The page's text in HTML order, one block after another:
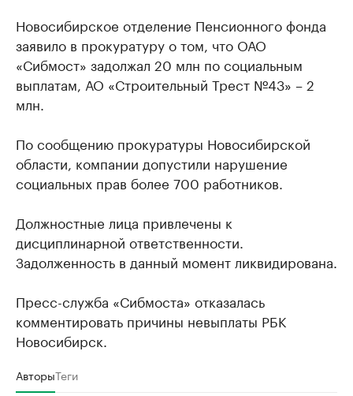
Новосибирское отделение Пенсионного фонда
заявило в прокуратуру о том, что ОАО
«Сибмост» задолжал 20 млн по социальным
выплатам, АО «Строительный Трест №43» – 2
млн.
По сообщению прокуратуры Новосибирской
области, компании допустили нарушение
социальных прав более 700 работников.
Должностные лица привлечены к
дисциплинарной ответственности.
Задолженность в данный момент ликвидирована.
Пресс-служба «Сибмоста» отказалась
комментировать причины невыплаты РБК
Новосибирск.
АвторыТеги